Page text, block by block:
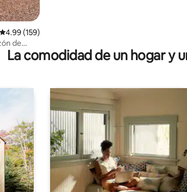
Calificación promedio: 4.99 de 5; 159 evaluaciones
4.99 (159)
de
La comodidad de un hogar y